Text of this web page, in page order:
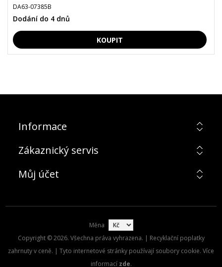
DA63-07385B
Dodání do 4 dnů
Informace
Zákaznický servis
Můj účet
Měna
Copyright © 2026. Všechna práva vyhrazena. | Recyklační poplatky
zahrnuty v ceně. | Tyto internetové stránky používají soubory cookie. Více
informací zde.